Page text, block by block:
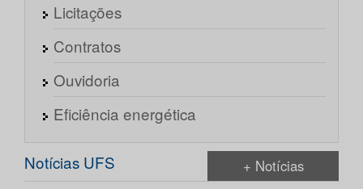
Licitações
Contratos
Ouvidoria
Eficiência energética
Notícias UFS + Notícias